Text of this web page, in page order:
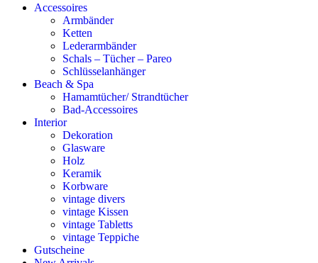
Accessoires
Armbänder
Ketten
Lederarmbänder
Schals – Tücher – Pareo
Schlüsselanhänger
Beach & Spa
Hamamtücher/ Strandtücher
Bad-Accessoires
Interior
Dekoration
Glasware
Holz
Keramik
Korbware
vintage divers
vintage Kissen
vintage Tabletts
vintage Teppiche
Gutscheine